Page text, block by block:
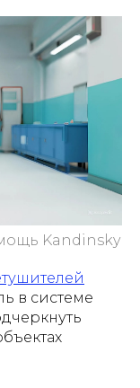
Kandinsky
в системе